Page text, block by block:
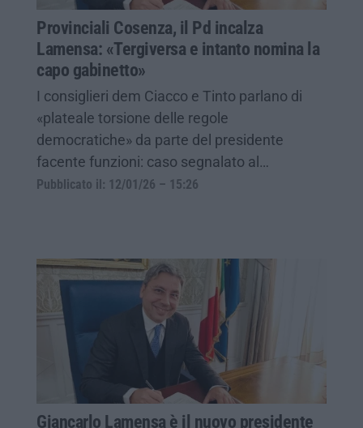
Provinciali Cosenza, il Pd incalza
Lamensa: «Tergiversa e intanto nomina la
capo gabinetto»
I consiglieri dem Ciacco e Tinto parlano di
«plateale torsione delle regole
democratiche» da parte del presidente
facente funzioni: caso segnalato al…
Pubblicato il: 12/01/26 – 15:26
Giancarlo Lamensa è il nuovo presidente